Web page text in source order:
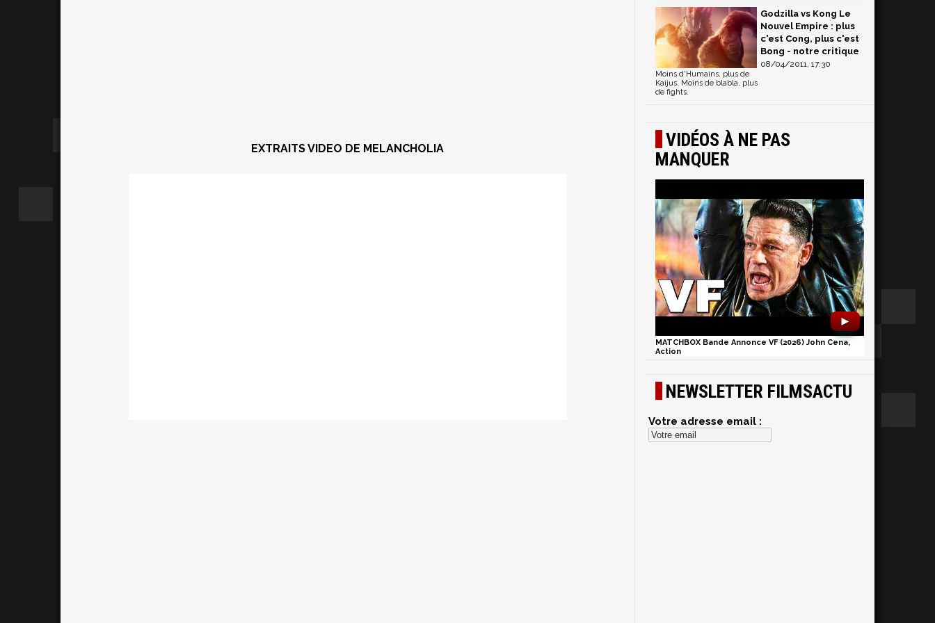
EXTRAITS VIDEO DE MELANCHOLIA
Godzilla vs Kong Le
Nouvel Empire : plus
c'est Cong, plus c'est
Bong - notre critique
08/04/2011, 17:30
Moins d'Humains, plus de
Kaijus. Moins de blabla, plus
de fights.
VIDÉOS À NE PAS
MANQUER
►
MATCHBOX Bande Annonce VF (2026) John Cena,
Action
NEWSLETTER FILMSACTU
Votre adresse email :